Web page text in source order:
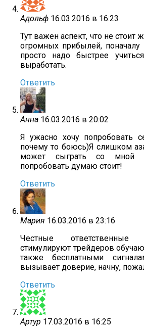
Адольф 16.03.2016 в 16:23
Тут важен аспект, что не стоит
огромных прибылей, поначалу
просто надо быстрее
выработать.
Ответить
Анна 16.03.2016 в 20:02
Я ужасно хочу попробовать
почему то боюсь)Я слишком
может сыграть со мной
попробовать думаю стоит!
Ответить
Мария 16.03.2016 в 23:16
Честные ответственные
стимулируют трейдеров
также бесплатными
вызывает доверие, начну,
Ответить
Артур 17.03.2016 в 16:25